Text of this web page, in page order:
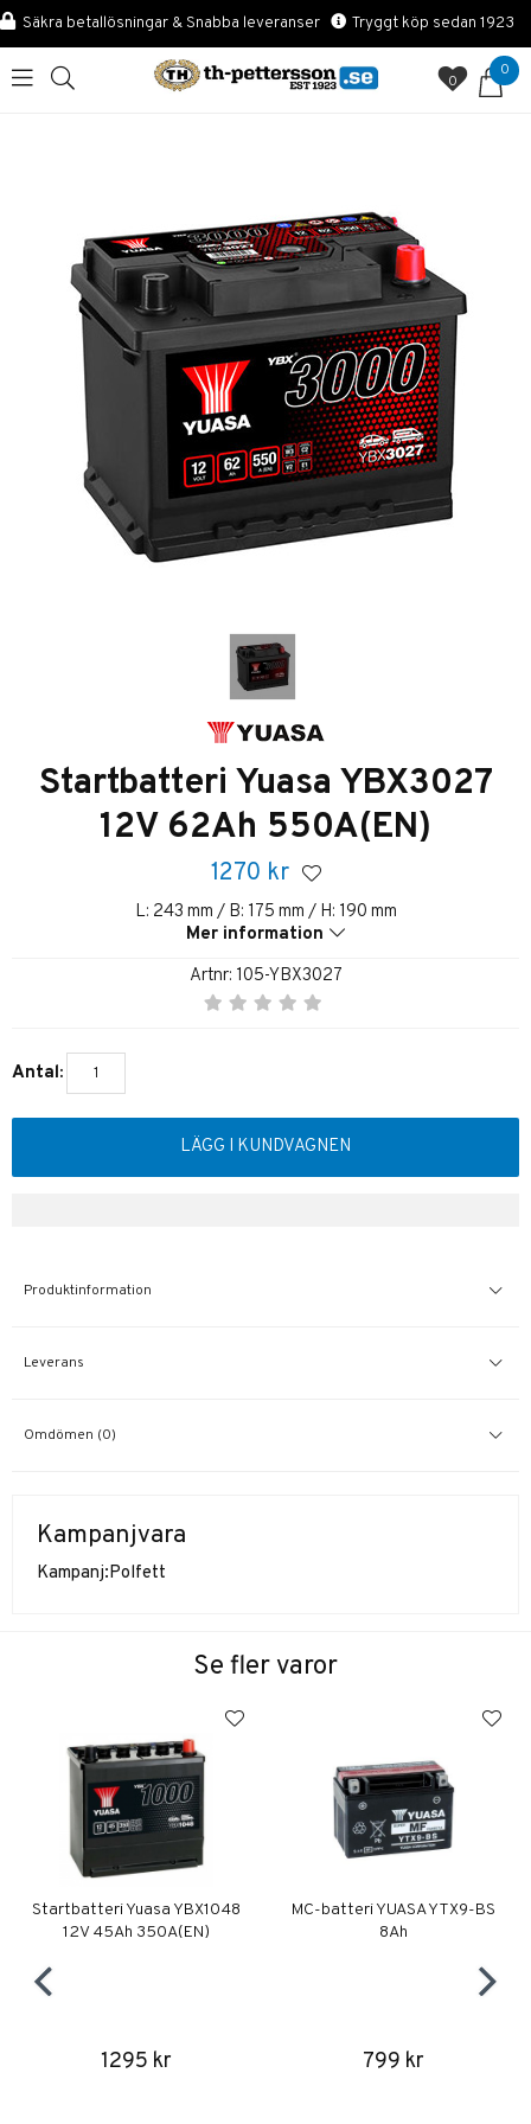
Säkra betallösningar & Snabba leveranser Tryggt köp sedan 1923
0
0
Startbatteri Yuasa YBX3027
12V 62Ah 550A(EN)
1270 kr
L: 243 mm / B: 175 mm / H: 190 mm
Mer information
Artnr: 105-YBX3027
Antal:
LÄGG I KUNDVAGNEN
Produktinformation
Leverans
Omdömen (0)
Kampanjvara
Kampanj:Polfett
Se fler varor
Startbatteri Yuasa YBX1048
12V 45Ah 350A(EN)
1295 kr
MC-batteri YUASA YTX9-BS
8Ah
799 kr